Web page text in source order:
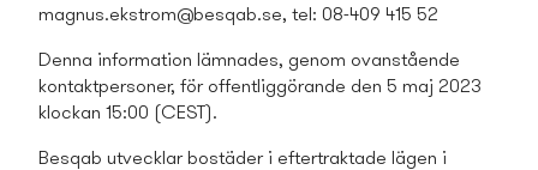
magnus.ekstrom@besqab.se, tel: 08-409 415 52
Denna information lämnades, genom ovanstående
kontaktpersoner, för offentliggörande den 5 maj 2023
klockan 15:00 (CEST).
Besqab utvecklar bostäder i eftertraktade lägen i